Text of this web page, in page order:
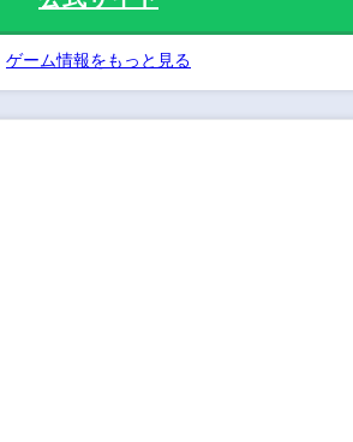
ゲーム情報をもっと見る